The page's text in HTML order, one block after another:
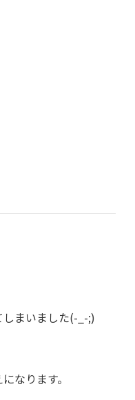
まいました(-_-;)
なります。